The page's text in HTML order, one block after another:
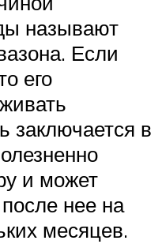
называют
Если
его
заключается в
и может
нее на
месяцев.